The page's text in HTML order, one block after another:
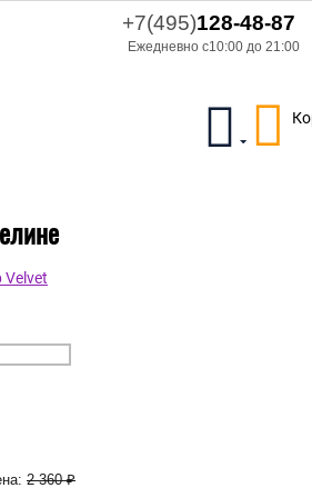
+7(495)128-48-87
Ежедневно с10:00 до 21:00
2 360 ₽